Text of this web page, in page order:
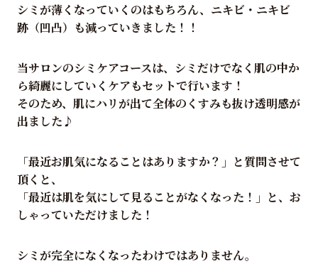
シミが薄くなっていくのはもちろん、ニキビ・ニキビ
跡（凹凸）も減っていきました！！
当サロンのシミケアコースは、シミだけでなく肌の中か
ら綺麗にしていくケアもセットで行います！
そのため、肌にハリが出て全体のくすみも抜け透明感が
出ました♪
「最近お肌気になることはありますか？」と質問させて
頂くと、
「最近は肌を気にして見ることがなくなった！」と、お
しゃっていただけました！
シミが完全になくなったわけではありません。